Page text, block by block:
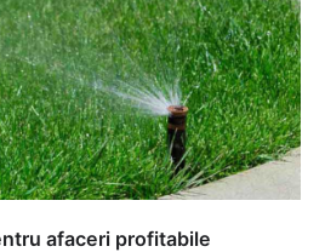
afaceri profitabile